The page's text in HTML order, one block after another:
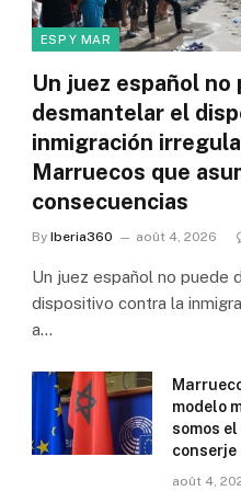
ESP Y MAR
Un juez español no
desmantelar el
inmigración
Marruecos que
consecuencias
By Iberia360 août 4, 2026
Un juez español no puede
dispositivo contra la
a…
modelo
somos
conserje
août 4,